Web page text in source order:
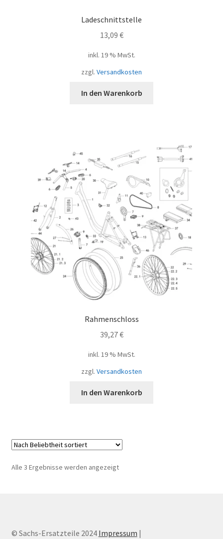
Ladeschnittstelle
13,09 €
inkl. 19 % MwSt.
zzgl. Versandkosten
In den Warenkorb
Rahmenschloss
39,27€
inkl. 19 % MwSt.
zzgl. Versandkosten
In den Warenkorb
Alle 3 Ergebnisse werden angezeigtNach
© Sachs-Ersatzteile 2024 Impressum |